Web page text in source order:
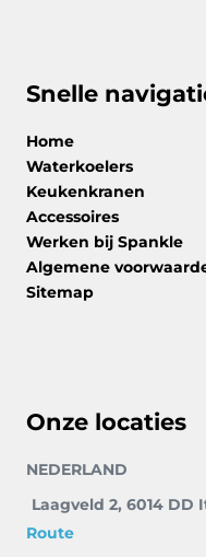
Snelle
Home
Waterkoelers
Keukenkranen
Accessoires
Werken bij Spankle
Algemene
Sitemap
Onze locaties
NEDERLAND
Laagveld 2, 6014
Route